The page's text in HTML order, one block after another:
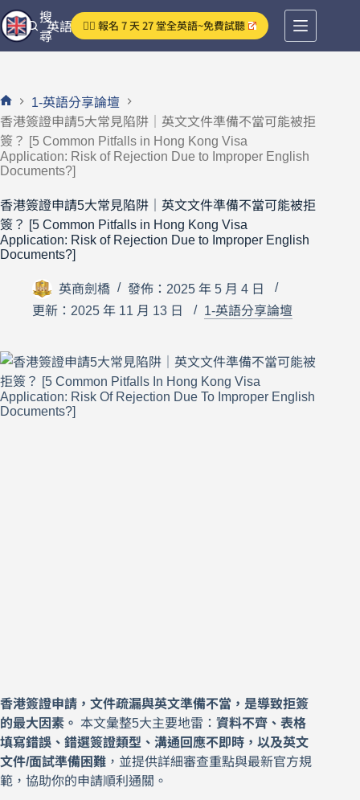
跳
至
主
容
英語分享論壇
搜
尋
👉🏻 報名 7 天 27 堂全英語~免費試聽
首
頁
1-英語分享論壇
香港簽證申請5大常見陷阱｜英文文件準備不當可能被拒
簽？ [5 Common Pitfalls in Hong Kong Visa
Application: Risk of Rejection Due to Improper English
Documents?]
香港簽證申請5大常見陷阱｜英文文件準備不當可能被拒
簽？ [5 Common Pitfalls in Hong Kong Visa
Application: Risk of Rejection Due to Improper English
Documents?]
英商劍橋
發佈：2025 年 5 月 4 日
更新：2025 年 11 月 13 日
1-英語分享論壇
香港簽證申請，文件疏漏與英文準備不當，是導致拒簽
的最大因素。 本文彙整5大主要地雷： 資料不齊、表格
填寫錯誤、錯選簽證類型、溝通回應不即時，以及英文
文件/面試準備困難 ，並提供詳細審查重點與最新官方規
範，協助你的申請順利通關。